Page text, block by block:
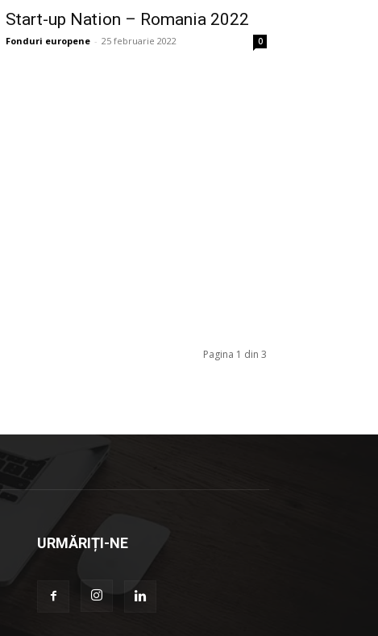
Start-up Nation – Romania 2022
Fonduri europene - 25 februarie 2022 0
Pagina 1 din 3
URMĂRIȚI-NE